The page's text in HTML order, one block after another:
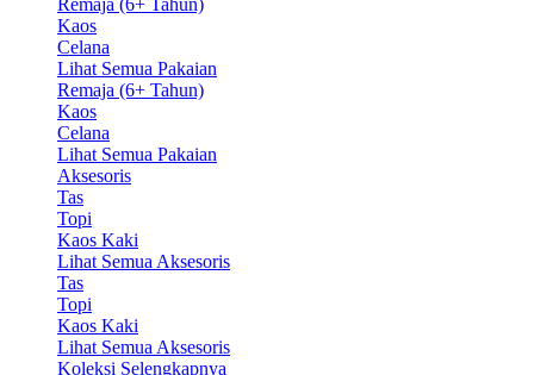
Remaja (6+ Tahun)
Kaos
Celana
Lihat Semua Pakaian
Remaja (6+ Tahun)
Kaos
Celana
Lihat Semua Pakaian
Aksesoris
Tas
Topi
Kaos Kaki
Lihat Semua Aksesoris
Tas
Topi
Kaos Kaki
Lihat Semua Aksesoris
Koleksi Selengkapnya